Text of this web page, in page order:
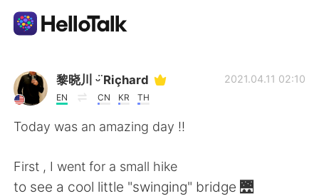
แอปแลกเปลี่ยนทางภาษา
AI Grammar Checker
黎晓川 ᵕ̈ Riçhard
EN CN KR TH
2021.04.11 02:10
Today was an amazing day !!
First , I went for a small hike
to see a cool little "swinging" bridge 🌉